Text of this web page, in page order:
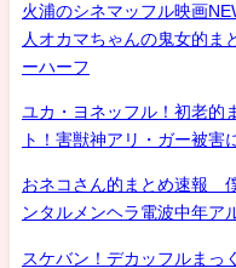
火浦のシネマッフル映画
人オカマちゃんの鬼女的ま
ーハーフ
ユカ・ヨネッフル！初老的
ト！害獣神アリ・ガー被害
おネコさん的まとめ速報
ンタルメンヘラ電波中年ア
スケバン！デカッフルまっ